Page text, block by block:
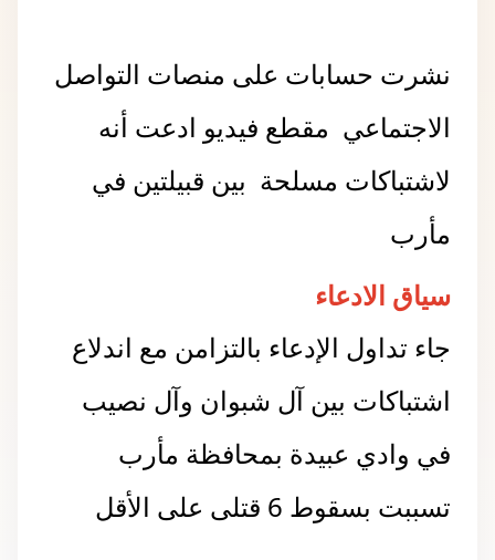
نشرت حسابات على منصات التواصل
الاجتماعي مقطع فيديو ادعت أنه
لاشتباكات مسلحة بين قبيلتين في
مأرب
سياق الادعاء
جاء تداول الإدعاء بالتزامن مع اندلاع
اشتباكات بين آل شبوان وآل نصيب
في وادي عبيدة بمحافظة مأرب
تسببت بسقوط 6 قتلى على الأقل